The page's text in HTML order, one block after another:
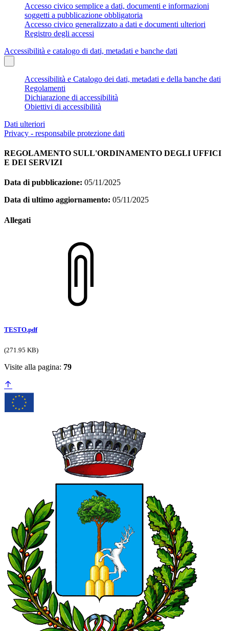
Accesso civico semplice a dati, documenti e informazioni
soggetti a pubblicazione obbligatoria
Accesso civico generalizzato a dati e documenti ulteriori
Registro degli accessi
Accessibilità e catalogo di dati, metadati e banche dati
Accessibilità e Catalogo dei dati, metadati e della banche dati
Regolamenti
Dichiarazione di accessibilità
Obiettivi di accessibilità
Dati ulteriori
Privacy - responsabile protezione dati
REGOLAMENTO SULL'ORDINAMENTO DEGLI UFFICI
E DEI SERVIZI
Data di pubblicazione: 05/11/2025
Data di ultimo aggiornamento: 05/11/2025
Allegati
TESTO.pdf
(271.95 KB)
Visite alla pagina: 79